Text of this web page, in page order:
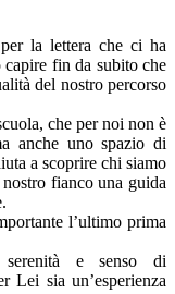
la lettera che ci ha
fin da subito che
del nostro percorso
che per noi non è
anche uno spazio di
a scoprire chi siamo
fianco una guida
l’ultimo prima
serenità e senso di
Lei sia un’esperienza